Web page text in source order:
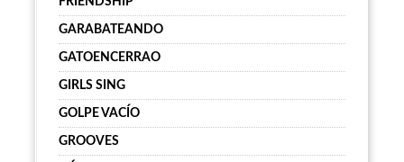
GARABATEANDO
GATOENCERRAO
GIRLS SING
GOLPE VACÍO
GROOVES